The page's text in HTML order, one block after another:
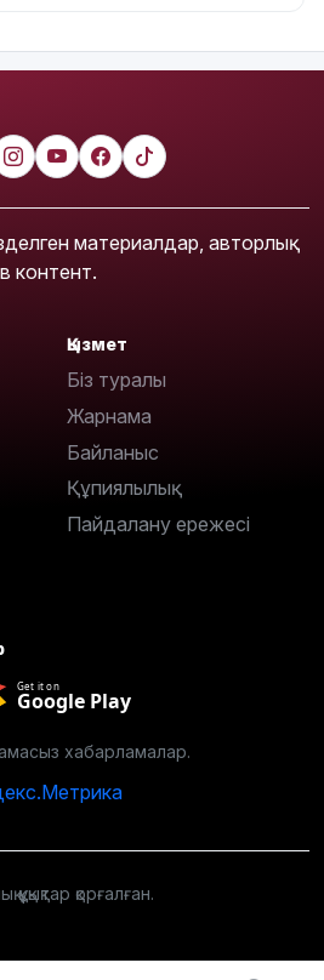
материалдар, авторлық
контент.
Қызмет
Біз туралы
Жарнама
Байланыс
Құпиялылық
Пайдалану ережесі
Get it on
Google Play
хабарламалар.
қорғалған.